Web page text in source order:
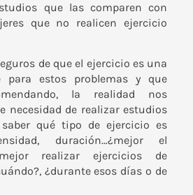
que las comparen con
que no realicen ejercicio
de que el ejercicio es una
para estos problemas y que
la realidad nos
necesidad de realizar estudios
qué tipo de ejercicio es
duración…¿mejor el
realizar ejercicios de
¿durante esos días o de